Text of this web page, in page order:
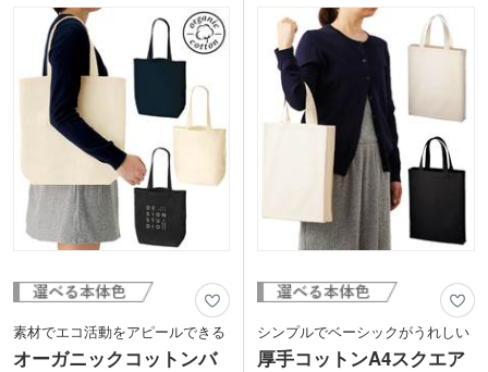
持ち運びやすいです。名入れが映えるシ
ンプルデザインなので、初めてノベルテ
ィを製作される方も大満足の仕上がりに
なること間違いなし!
素材でエコ活動をアピールできる
オーガニックコットンバ
シンプルでベーシックがうれしい
厚手コットンA4スクエア